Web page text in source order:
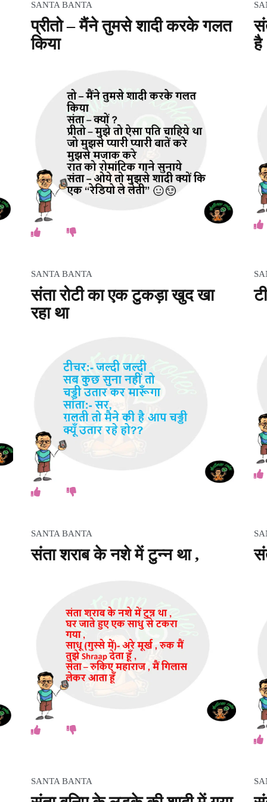
SANTA BANTA
प्रीतो – मैंने तुमसे शादी करके गलत
किया
है
SANTA BANTA
संता रोटी का एक टुकड़ा खुद खा
रहा था
SANTA BANTA
संता शराब के नशे में टुन्न था ,
SANTA BANTA